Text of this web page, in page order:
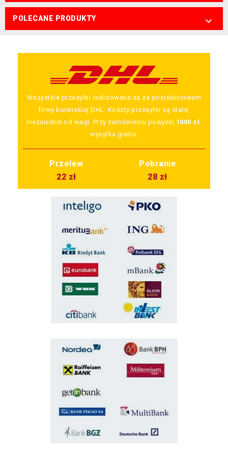
POLECANE PRODUKTY 
Wszystkie przesyłki realizowane są za pośrednictwem
firmy kurierskiej DHL. Koszty przesyłki są stałe,
niezależnie od wagi. Przy zamówieniu powyżej 1000 zł
wysyłka gratis.
Przelew
Pobranie
22 zł
28 zł